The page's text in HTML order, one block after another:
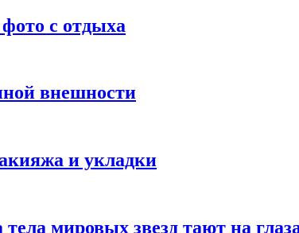
с отдыха
внешности
и укладки
мировых звезд тают на